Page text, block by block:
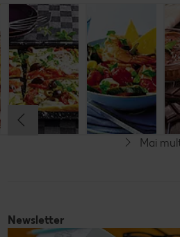
Budincă
italiană de
orez cu salată
de fructe
Cel mult 60 minute
Simplu
Clătite cu
legume și
mozzarella
Cel mult 30 minute
Simplu
de
Mai
Newsletter